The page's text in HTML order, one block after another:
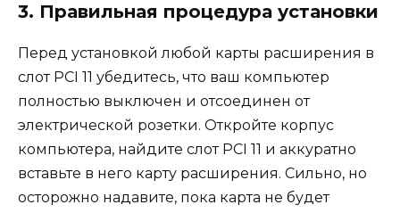
3. Правильная процедура установки
Перед установкой любой карты расширения в
слот PCI 11 убедитесь, что ваш компьютер
полностью выключен и отсоединен от
электрической розетки. Откройте корпус
компьютера, найдите слот PCI 11 и аккуратно
вставьте в него карту расширения. Сильно, но
осторожно надавите, пока карта не будет